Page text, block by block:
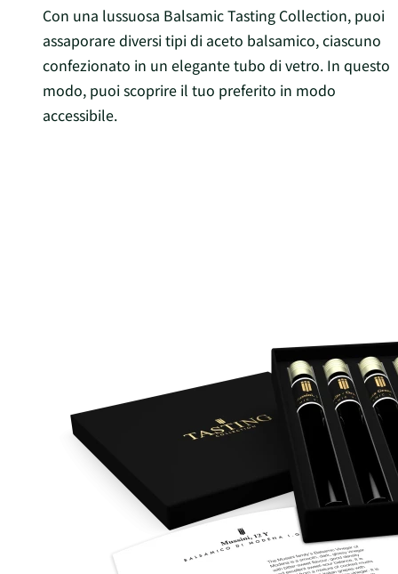
Con una lussuosa Balsamic Tasting Collection, puoi
assaporare diversi tipi di aceto balsamico, ciascuno
confezionato in un elegante tubo di vetro. In questo
modo, puoi scoprire il tuo preferito in modo
accessibile.